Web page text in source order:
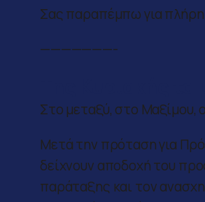
Σας παραπέμπω για πλήρη
———————-
Στο μεταξύ, στο Μαξίμου,
Μετά την πρόταση για
δείχνουν αποδοχή του
παράταξης και τον